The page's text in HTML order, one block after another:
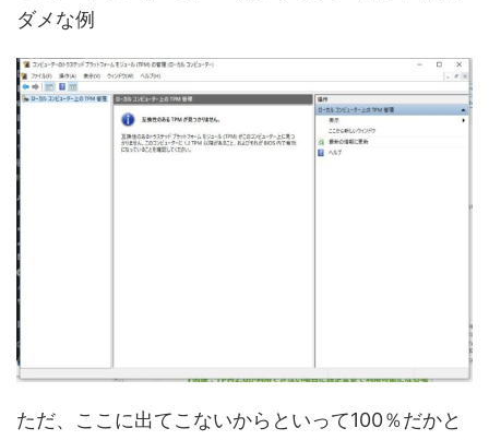
ダメな例
ただ、ここに出てこないからといって100％だかと